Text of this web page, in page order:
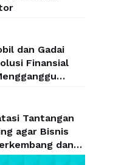
dan Gadai
Finansial
Tantangan
agar Bisnis
dan